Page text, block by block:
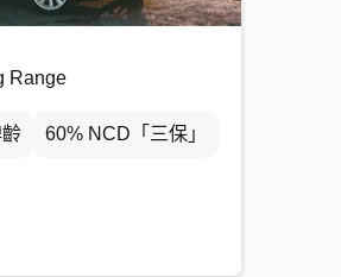
Range
60% NCD「三保」